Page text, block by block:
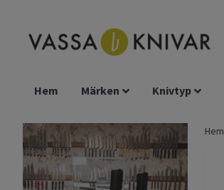
Hem Märken Knivtyp
Hem